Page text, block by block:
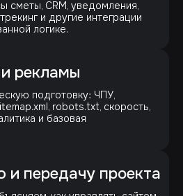
сметы, CRM, уведомления,
и другие интеграции
логике.
рекламы
подготовку: ЧПУ,
robots.txt, скорость,
и базовая
передачу проекта